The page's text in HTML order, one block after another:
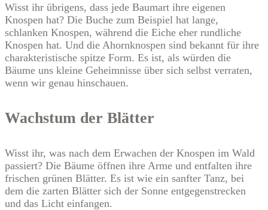
Wisst ihr übrigens, dass jede Baumart ihre eigenen
Knospen hat? Die Buche zum Beispiel hat lange,
schlanken Knospen, während die Eiche eher rundliche
Knospen hat. Und die Ahornknospen sind bekannt für ihre
charakteristische spitze Form. Es ist, als würden die
Bäume uns kleine Geheimnisse über sich selbst verraten,
wenn wir genau hinschauen.
Wachstum der Blätter
Wisst ihr, was nach dem Erwachen der Knospen im Wald
passiert? Die Bäume öffnen ihre Arme und entfalten ihre
frischen grünen Blätter. Es ist wie ein sanfter Tanz, bei
dem die zarten Blätter sich der Sonne entgegenstrecken
und das Licht einfangen.